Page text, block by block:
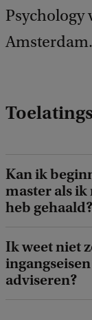
Psychology
Amsterdam.
Kan ik
master als
heb gehaald?
Ik weet niet
adviseren?